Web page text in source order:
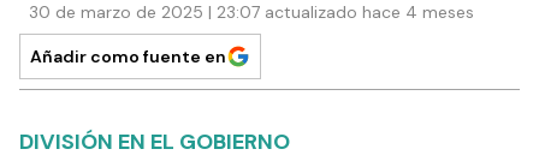
30 de marzo de 2025 | 23:07 actualizado hace 4 meses
Añadir como fuente en
DIVISIÓN EN EL GOBIERNO